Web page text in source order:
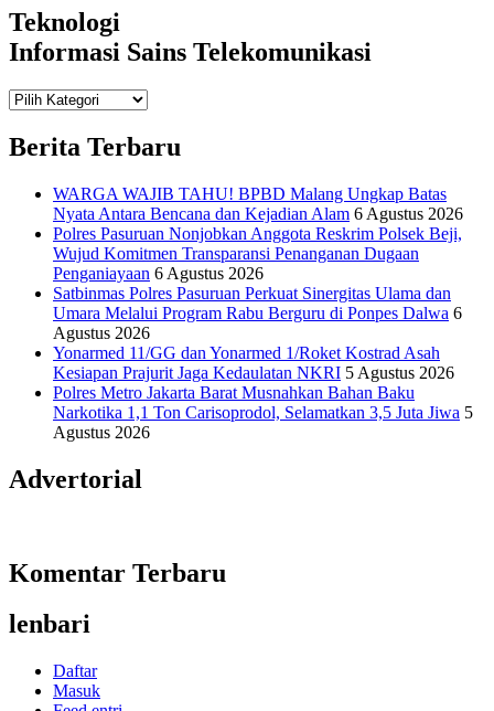
Teknologi
Informasi Sains Telekomunikasi
Teknologi
Berita Terbaru
WARGA WAJIB TAHU! BPBD Malang Ungkap Batas
Nyata Antara Bencana dan Kejadian Alam 6 Agustus 2026
Polres Pasuruan Nonjobkan Anggota Reskrim Polsek Beji,
Wujud Komitmen Transparansi Penanganan Dugaan
Penganiayaan 6 Agustus 2026
Satbinmas Polres Pasuruan Perkuat Sinergitas Ulama dan
Umara Melalui Program Rabu Berguru di Ponpes Dalwa 6
Agustus 2026
Yonarmed 11/GG dan Yonarmed 1/Roket Kostrad Asah
Kesiapan Prajurit Jaga Kedaulatan NKRI 5 Agustus 2026
Polres Metro Jakarta Barat Musnahkan Bahan Baku
Narkotika 1,1 Ton Carisoprodol, Selamatkan 3,5 Juta Jiwa 5
Agustus 2026
Advertorial
Komentar Terbaru
lenbari
Daftar
Masuk